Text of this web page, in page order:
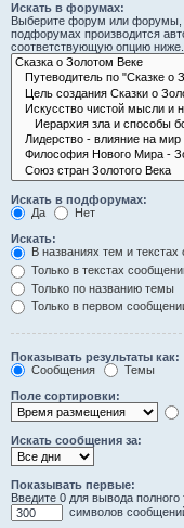
Искать в форумах:
Выберите форум или форумы,
подфорумах производится
соответствующую опцию ниже.
Искать в подфорумах:
Да
Нет
Искать:
В названиях тем и
Только в текстах
Только по названию темы
Только в первом
Показывать результаты как:
Сообщения
Темы
Поле сортировки:
Искать сообщения за:
Показывать первые:
Введите 0 для вывода полного
символов